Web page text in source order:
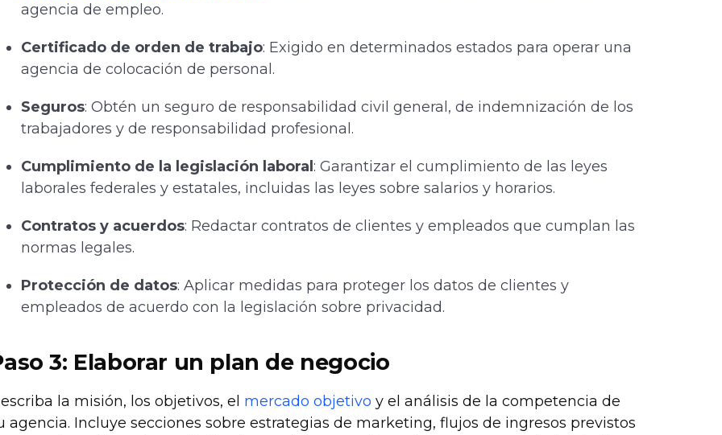
agencia de empleo.
Certificado de orden de trabajo: Exigido en determinados estados para operar una
agencia de colocación de personal.
Seguros: Obtén un seguro de responsabilidad civil general, de indemnización de los
trabajadores y de responsabilidad profesional.
Cumplimiento de la legislación laboral : Garantizar el cumplimiento de las leyes
laborales federales y estatales, incluidas las leyes sobre salarios y horarios.
Contratos y acuerdos: Redactar contratos de clientes y empleados que cumplan las
normas legales.
Protección de datos: Aplicar medidas para proteger los datos de clientes y
empleados de acuerdo con la legislación sobre privacidad.
3: Elaborar un plan de negocio
la misión, los objetivos, el mercado objetivo y el análisis de la competencia de
agencia. Incluye secciones sobre estrategias de marketing, flujos de ingresos previstos